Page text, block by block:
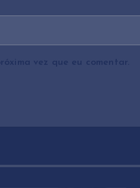
vez que eu comentar.